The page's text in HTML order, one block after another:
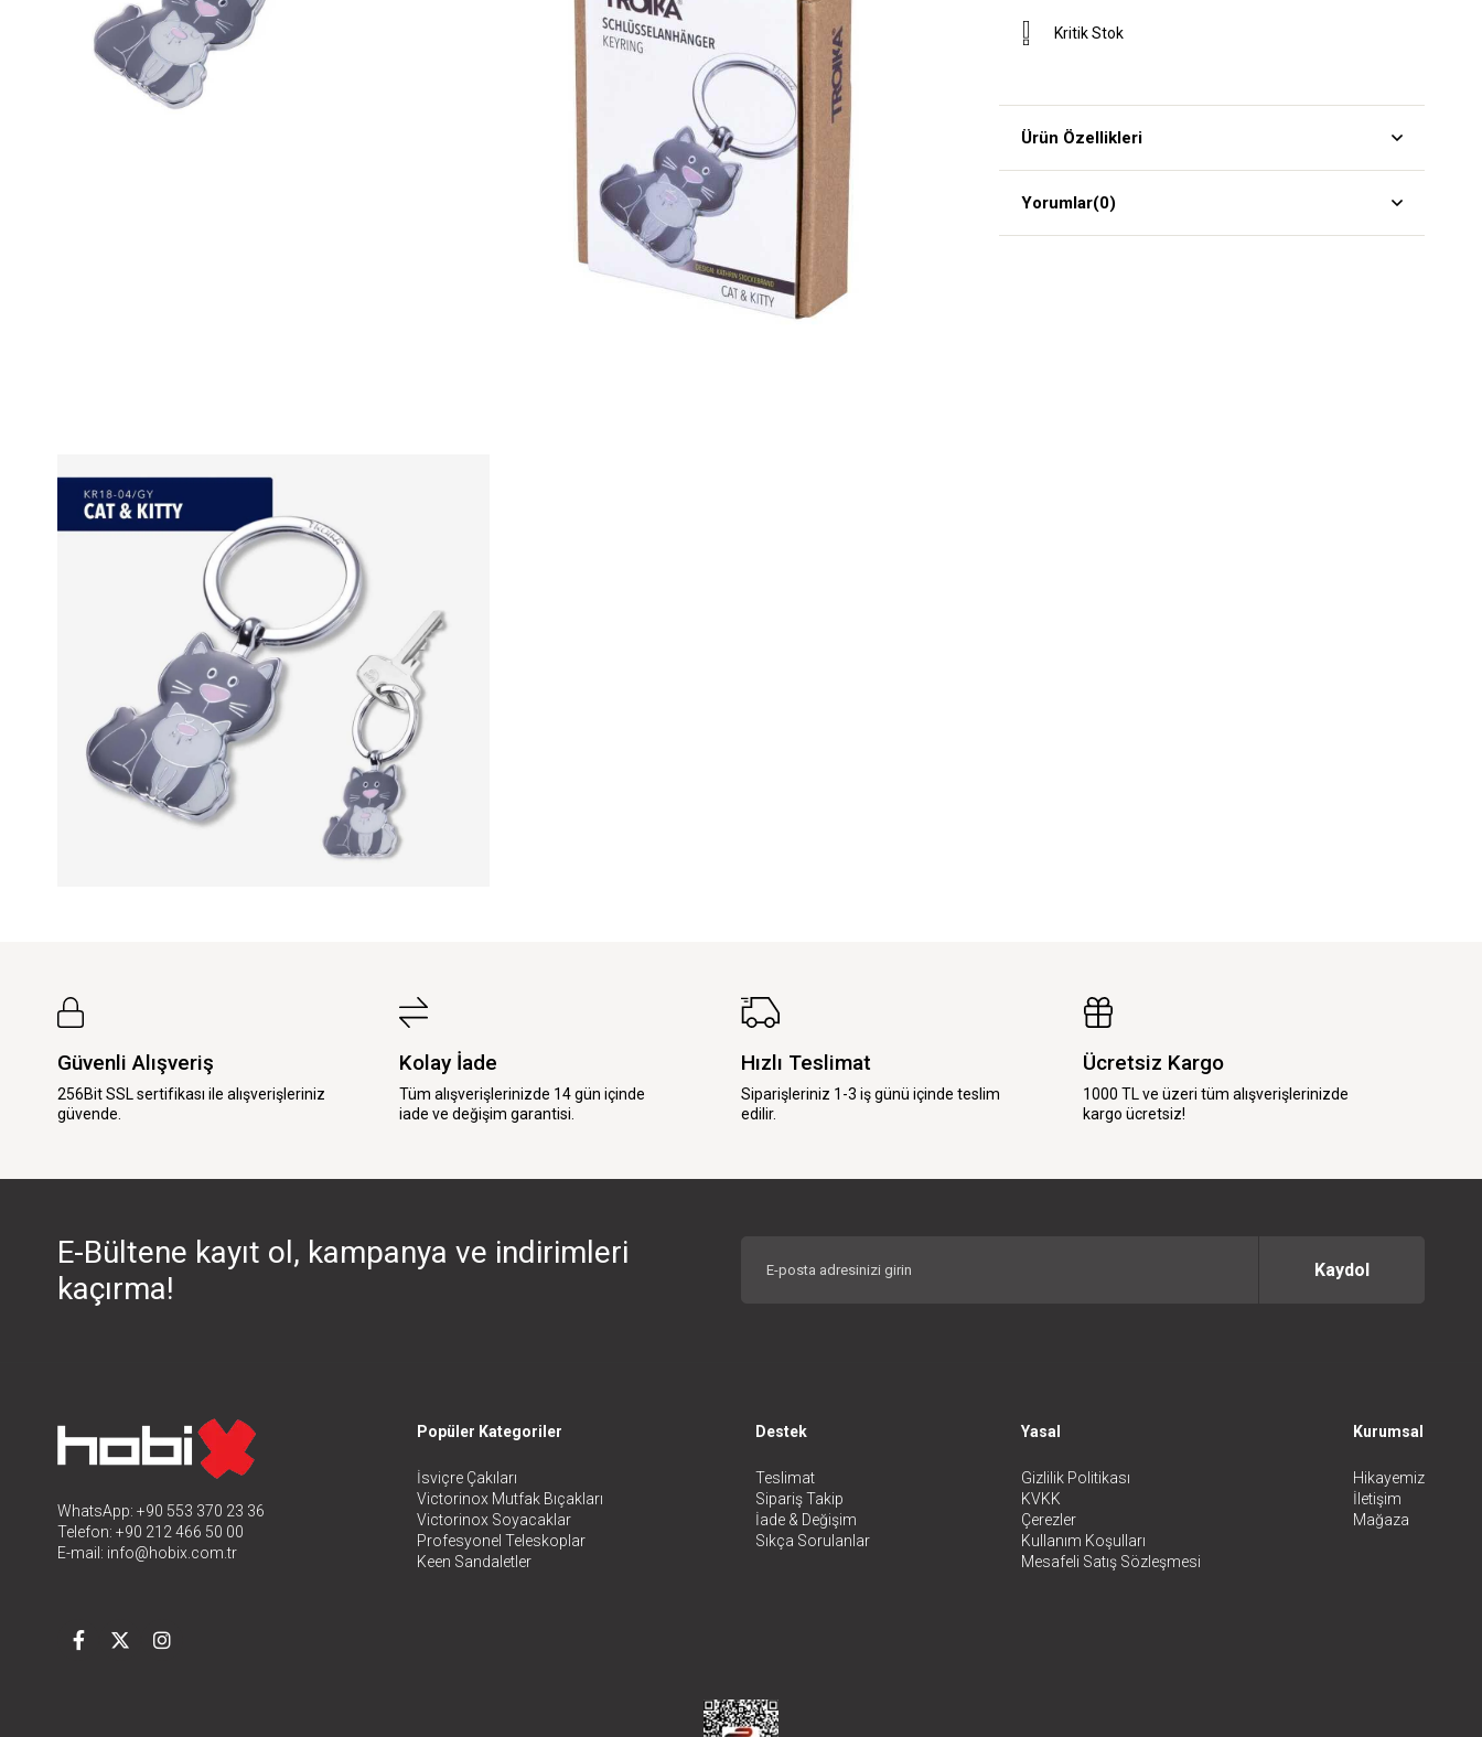
Kritik Stok
Ürün Özellikleri
Yorumlar(0)
Güvenli Alışveriş
256Bit SSL sertifikası ile alışverişleriniz
güvende.
Kolay İade
Tüm alışverişlerinizde 14 gün içinde
iade ve değişim garantisi.
Hızlı Teslimat
Siparişleriniz 1-3 iş günü içinde teslim
edilir.
Ücretsiz Kargo
1000 TL ve üzeri tüm alışverişlerinizde
kargo ücretsiz!
E-Bültene kayıt ol, kampanya ve indirimleri
kaçırma!
Kaydol
WhatsApp: +90 553 370 23 36
Telefon: +90 212 466 50 00
E-mail: info@hobix.com.tr
Popüler Kategoriler
İsviçre Çakıları
Victorinox Mutfak Bıçakları
Victorinox Soyacaklar
Profesyonel Teleskoplar
Keen Sandaletler
Destek
Teslimat
Sipariş Takip
İade & Değişim
Sıkça Sorulanlar
Yasal
Gizlilik Politikası
KVKK
Çerezler
Kullanım Koşulları
Mesafeli Satış Sözleşmesi
Kurumsal
Hikayemiz
İletişim
Mağaza